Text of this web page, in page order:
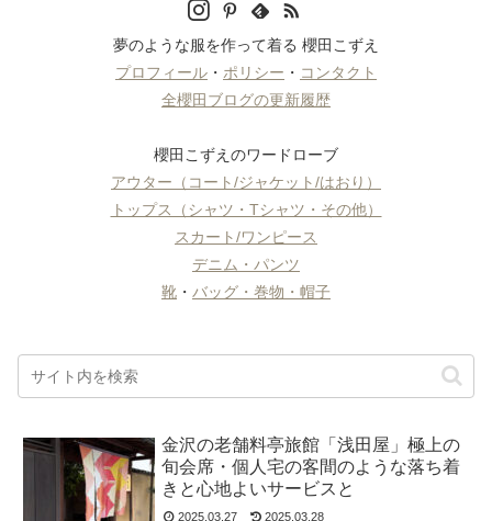
夢のような服を作って着る 櫻田こずえ
プロフィール ・ ポリシー ・ コンタクト
全櫻田ブログの更新履歴
櫻田こずえのワードローブ
アウター（コート/ジャケット/はおり）
トップス（シャツ・Tシャツ・その他）
スカート/ワンピース
デニム・パンツ
靴 ・ バッグ・巻物・帽子
金沢の老舗料亭旅館「浅田屋」極上の
旬会席・個人宅の客間のような落ち着
きと心地よいサービスと
2025.03.27 2025.03.28